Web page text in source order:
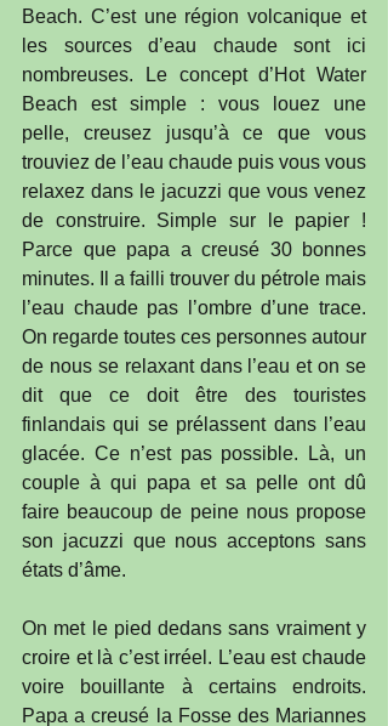
Beach. C’est une région volcanique et
les sources d’eau chaude sont ici
nombreuses. Le concept d’Hot Water
Beach est simple : vous louez une
pelle, creusez jusqu’à ce que vous
trouviez de l’eau chaude puis vous vous
relaxez dans le jacuzzi que vous venez
de construire. Simple sur le papier !
Parce que papa a creusé 30 bonnes
minutes. Il a failli trouver du pétrole mais
l’eau chaude pas l’ombre d’une trace.
On regarde toutes ces personnes autour
de nous se relaxant dans l’eau et on se
dit que ce doit être des touristes
finlandais qui se prélassent dans l’eau
glacée. Ce n’est pas possible. Là, un
couple à qui papa et sa pelle ont dû
faire beaucoup de peine nous propose
son jacuzzi que nous acceptons sans
états d’âme.
On met le pied dedans sans vraiment y
croire et là c’est irréel. L’eau est chaude
voire bouillante à certains endroits.
Papa a creusé la Fosse des Mariannes